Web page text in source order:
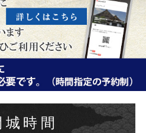
城時間